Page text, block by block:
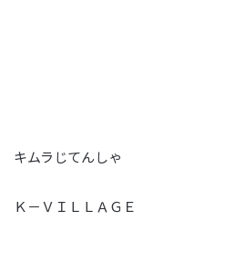
キムラじてんしゃ
Ｋ－ＶＩＬＬＡＧＥ